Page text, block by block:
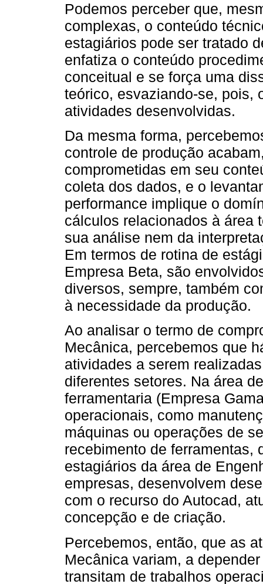
Podemos perceber que,
complexas, o conteúdo
estagiários pode ser tratado
enfatiza o conteúdo
conceitual e se força uma
teórico, esvaziando-se, pois,
atividades desenvolvidas.
Da mesma forma,
controle de produção
comprometidas em seu
coleta dos dados, e o
performance implique o
cálculos relacionados à área
sua análise nem da
Em termos de rotina de
Empresa Beta, são
diversos, sempre, também
à necessidade da produção.
Ao analisar o termo de
Mecânica, percebemos que
atividades a serem
diferentes setores. Na área
ferramentaria (Empresa
operacionais, como
máquinas ou operações de
recebimento de ferramentas,
estagiários da área de
empresas, desenvolvem
com o recurso do Autocad,
concepção e de criação.
Percebemos, então, que as
Mecânica variam, a
transitam de trabalhos